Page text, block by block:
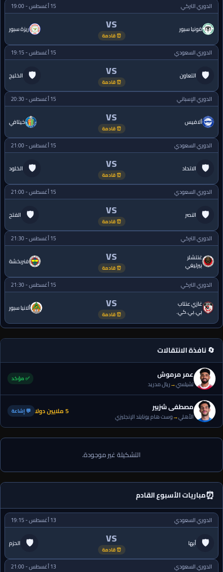
الدوري التركي 15 أغسطس - 19:00
قونيا سبور VS
⏰ قادمة
ريزة سبور
الدوري السعودي 15 أغسطس - 19:15
🛡 التعاون VS
⏰ قادمة
الخليج 🛡
الدوري الإسباني 15 أغسطس - 20:30
ألافيس VS
⏰ قادمة
خيتافي
الدوري السعودي 15 أغسطس - 21:00
🛡 الاتحاد VS
⏰ قادمة
الخلود 🛡
الدوري السعودي 15 أغسطس - 21:00
🛡 النصر VS
⏰ قادمة
الفتح 🛡
الدوري التركي
15 أغسطس - 21:30
غنتشلر
بيرليغي
VS
⏰ قادمة
فنربخشة
الدوري التركي
15 أغسطس - 21:30
غازي عنتاب
بي.بي.كي.
VS
⏰ قادمة
ألانيا سبور
🔄 نافذة الانتقالات
عمر مرموش
تشيلسي→ريال مدريد
✅ مؤكد
مصطفى شزبير
الأهلي→وست هام يونايتد الإنجليزي 5 ملايين دولا 💬 إشاعة
التشكيلة غير موجودة.
⏰مباريات الأسبوع القادم
الدوري السعودي 13 أغسطس - 19:15
🛡 أبها VS
⏰ قادمة
الحزم 🛡
الدوري السعودي 13 أغسطس - 21:00